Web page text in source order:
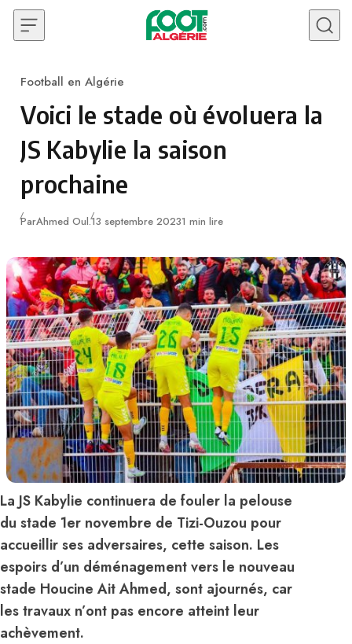
Skip to content
Category
Football en Algérie
Voici le stade où évoluera la
JS Kabylie la saison
prochaine
ParAhmed Oul.Publié
13 septembre 20231 min lire
La JS Kabylie continuera de fouler la pelouse
du stade 1er novembre de Tizi-Ouzou pour
accueillir ses adversaires, cette saison. Les
espoirs d’un déménagement vers le nouveau
stade Houcine Ait Ahmed, sont ajournés, car
les travaux n’ont pas encore atteint leur
achèvement.